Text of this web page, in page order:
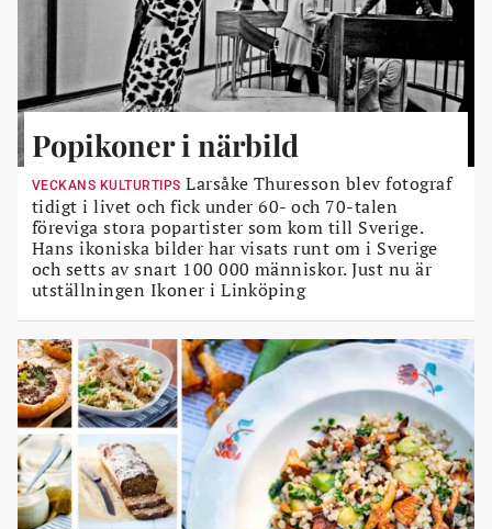
Popikoner i närbild
VECKANS KULTURTIPS Larsåke Thuresson blev fotograf
tidigt i livet och fick under 60- och 70-talen
föreviga stora popartister som kom till Sverige.
Hans ikoniska bilder har visats runt om i Sverige
och setts av snart 100 000 människor. Just nu är
utställningen Ikoner i Linköping